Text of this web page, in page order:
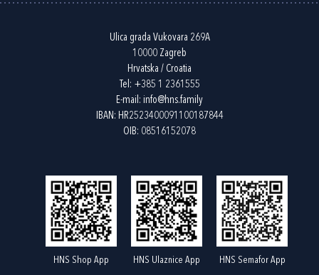
Ulica grada Vukovara 269A
10000 Zagreb
Hrvatska / Croatia
Tel: +385 1 2361555
E-mail: info@hns.family
IBAN: HR2523400091100187844
OIB: 08516152078
HNS Shop App HNS Ulaznice App HNS Semafor App